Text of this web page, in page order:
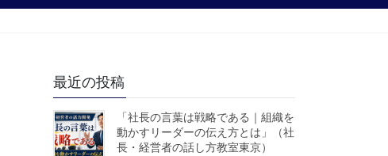
最近の投稿
「社長の言葉は戦略である｜組織を
動かすリーダーの伝え方とは」（社
長・経営者の話し方教室東京）